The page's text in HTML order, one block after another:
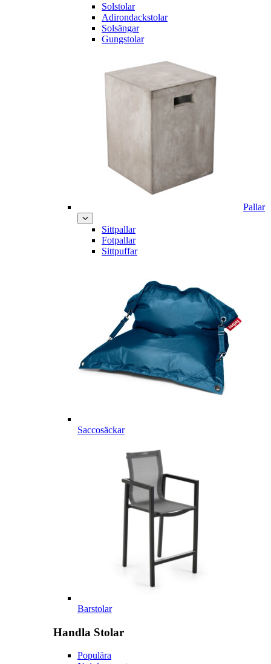
Solstolar
Adirondackstolar
Solsängar
Gungstolar
Pallar
Sittpallar
Fotpallar
Sittpuffar
Saccosäckar
Barstolar
Handla Stolar
Populära